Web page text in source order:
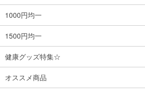
1000円均一
1500円均一
健康グッズ特集☆
オススメ商品